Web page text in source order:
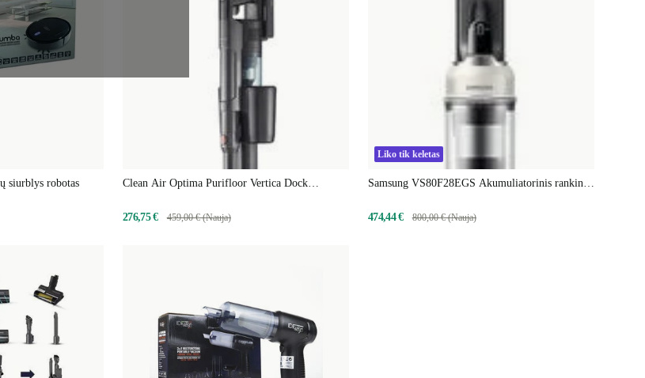
siurblys robotas
Clean Air Optima Purifloor Vertica Dock
dulkių nusiurbimo stotelę
276,75 € 459,00 € (Nauja)
Liko tik keletas
Samsung VS80F28EGS Akumuliatorinis rankinis
474,44 €
800,00 € (Nauja)